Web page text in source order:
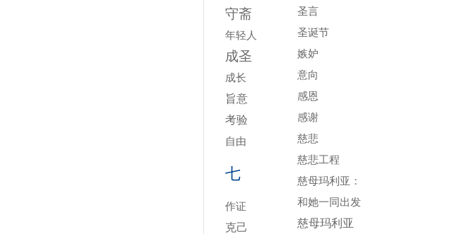
守斋
年轻人
成圣
成长
旨意
考验
自由
七
作证
克己
圣言
圣诞节
嫉妒
意向
感恩
感谢
慈悲
慈悲工程
慈母玛利亚：
和她一同出发
慈母玛利亚